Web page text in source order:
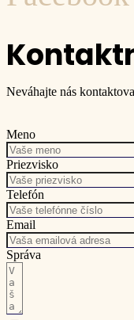
Neváhajte nás
Meno
Priezvisko
Telefón
Email
Správa